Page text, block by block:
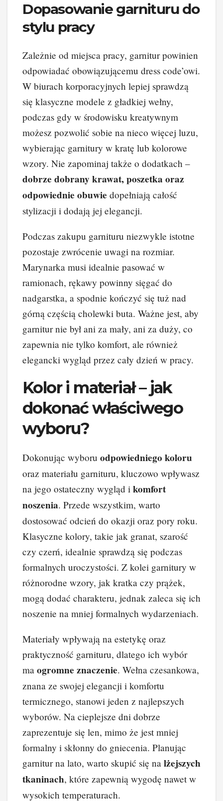
Dopasowanie garnituru do
stylu pracy
Zależnie od miejsca pracy, garnitur powinien
odpowiadać obowiązującemu dress code’owi.
W biurach korporacyjnych lepiej sprawdzą
się klasyczne modele z gładkiej wełny,
podczas gdy w środowisku kreatywnym
możesz pozwolić sobie na nieco więcej luzu,
wybierając garnitury w kratę lub kolorowe
wzory. Nie zapominaj także o dodatkach –
dobrze dobrany krawat, poszetka oraz
odpowiednie obuwie dopełniają całość
stylizacji i dodają jej elegancji.
Podczas zakupu garnituru niezwykle istotne
pozostaje zwrócenie uwagi na rozmiar.
Marynarka musi idealnie pasować w
ramionach, rękawy powinny sięgać do
nadgarstka, a spodnie kończyć się tuż nad
górną częścią cholewki buta. Ważne jest, aby
garnitur nie był ani za mały, ani za duży, co
zapewnia nie tylko komfort, ale również
elegancki wygląd przez cały dzień w pracy.
Kolor i materiał – jak
dokonać właściwego
wyboru?
Dokonując wyboru odpowiedniego koloru
oraz materiału garnituru, kluczowo wpływasz
na jego ostateczny wygląd i komfort
noszenia. Przede wszystkim, warto
dostosować odcień do okazji oraz pory roku.
Klasyczne kolory, takie jak granat, szarość
czy czerń, idealnie sprawdzą się podczas
formalnych uroczystości. Z kolei garnitury w
różnorodne wzory, jak kratka czy prążek,
mogą dodać charakteru, jednak zaleca się ich
noszenie na mniej formalnych wydarzeniach.
Materiały wpływają na estetykę oraz
praktyczność garnituru, dlatego ich wybór
ma ogromne znaczenie. Wełna czesankowa,
znana ze swojej elegancji i komfortu
termicznego, stanowi jeden z najlepszych
wyborów. Na cieplejsze dni dobrze
zaprezentuje się len, mimo że jest mniej
formalny i skłonny do gniecenia. Planując
garnitur na lato, warto skupić się na lżejszych
tkaninach, które zapewnią wygodę nawet w
wysokich temperaturach.